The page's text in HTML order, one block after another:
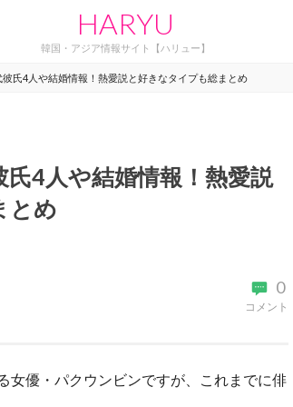
HARYU
韓国・アジア情報サイト【ハリュー】
氏4人や結婚情報！熱愛説と好きなタイプも総まとめ
4人や結婚情報！熱愛説
とめ
0
コメント
女優・パクウンビンですが、これまでに俳